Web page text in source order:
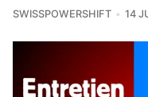
SWISSPOWERSHIFT 14